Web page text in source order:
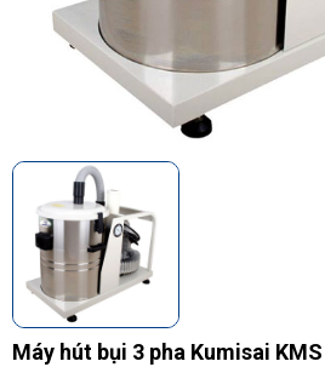
Máy hút bụi 3 pha Kumisai